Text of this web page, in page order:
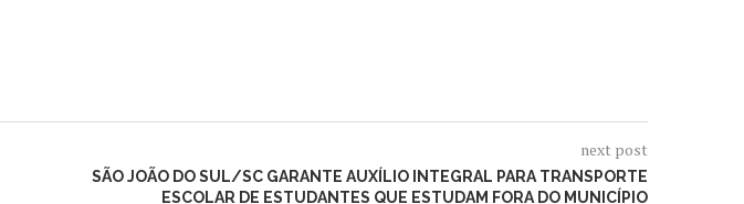
next post
SÃO JOÃO DO SUL/SC GARANTE AUXÍLIO INTEGRAL PARA TRANSPORTE
ESCOLAR DE ESTUDANTES QUE ESTUDAM FORA DO MUNICÍPIO